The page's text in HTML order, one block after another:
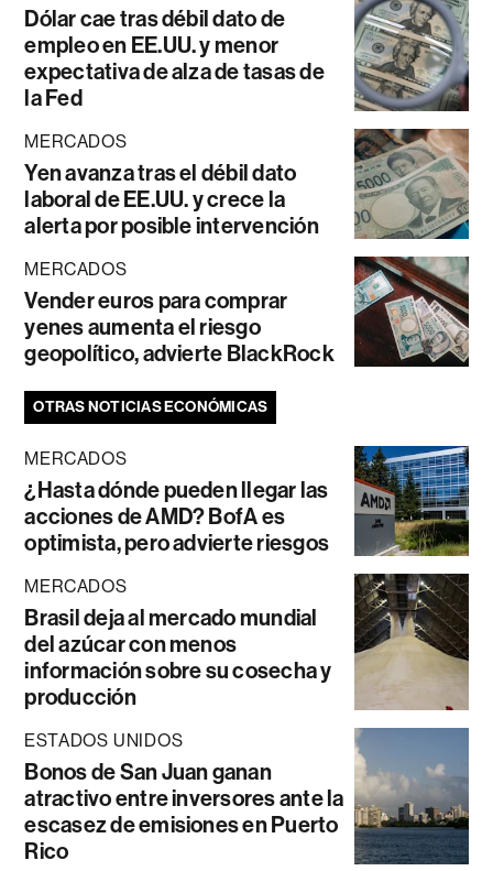
Dólar cae tras débil dato de
empleo en EE.UU. y menor
expectativa de alza de tasas de
la Fed
MERCADOS
Yen avanza tras el débil dato
laboral de EE.UU. y crece la
alerta por posible intervención
MERCADOS
Vender euros para comprar
yenes aumenta el riesgo
geopolítico, advierte BlackRock
OTRAS NOTICIAS ECONÓMICAS
MERCADOS
¿Hasta dónde pueden llegar las
acciones de AMD? BofA es
optimista, pero advierte riesgos
MERCADOS
Brasil deja al mercado mundial
del azúcar con menos
información sobre su cosecha y
producción
ESTADOS UNIDOS
Bonos de San Juan ganan
atractivo entre inversores ante la
escasez de emisiones en Puerto
Rico